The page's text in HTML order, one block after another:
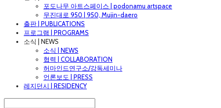
포도나무 아트스페이스 | podonamu artspace
무진대로 950 | 950, Mujin-daero
출판 | PUBLICATIONS
프로그램 | PROGRAMS
소식 | NEWS
소식 | NEWS
협력 | COLLABORATION
허마인드연구소/강독세미나
언론보도 | PRESS
레지던시 | RESIDENCY